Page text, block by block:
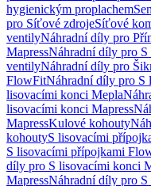
hygienickým proplachem
pro Síťové zdrojeSíťové
ventilyNáhradní díly pro
MapressNáhradní díly pro
ventilyNáhradní díly pro
FlowFitNáhradní díly pro
lisovacími konci Mepla
lisovacími konci Mapress
MapressKulové kohouty
kohoutyS lisovacími
S lisovacími přípojkami
díly pro S lisovacími konci
MapressNáhradní díly pro